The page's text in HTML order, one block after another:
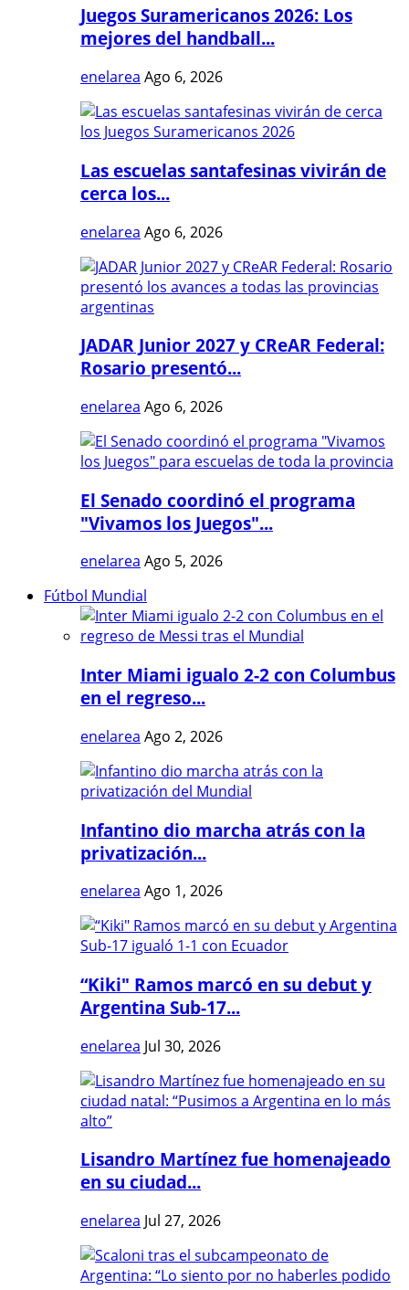
Juegos Suramericanos 2026: Los
mejores del handball...
enelarea Ago 6, 2026
Las escuelas santafesinas vivirán de
cerca los...
enelarea Ago 6, 2026
JADAR Junior 2027 y CReAR Federal:
Rosario presentó...
enelarea Ago 6, 2026
El Senado coordinó el programa
"Vivamos los Juegos"...
enelarea Ago 5, 2026
Fútbol Mundial
Inter Miami igualo 2-2 con Columbus
en el regreso...
enelarea Ago 2, 2026
Infantino dio marcha atrás con la
privatización...
enelarea Ago 1, 2026
“Kiki" Ramos marcó en su debut y
Argentina Sub-17...
enelarea Jul 30, 2026
Lisandro Martínez fue homenajeado
en su ciudad...
enelarea Jul 27, 2026